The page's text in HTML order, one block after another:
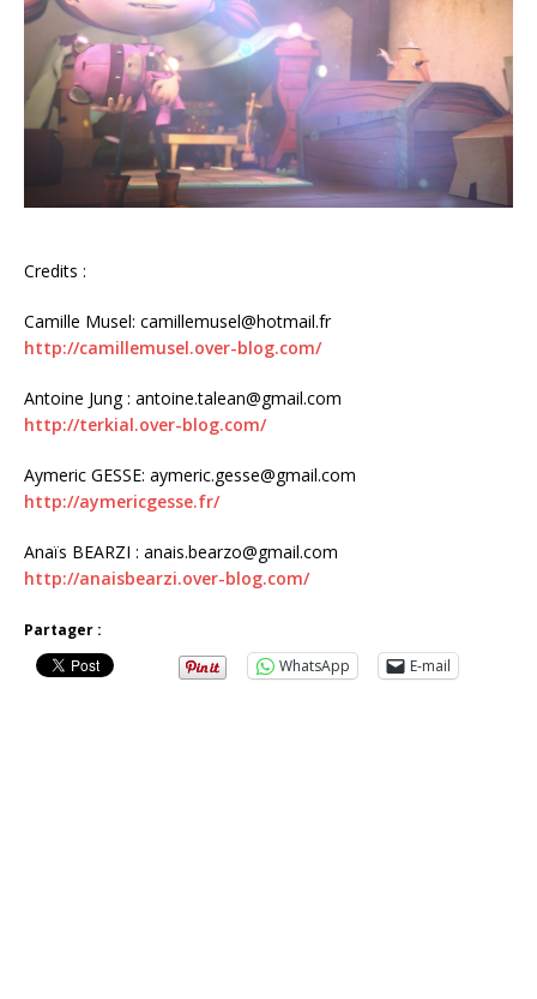
Credits :
Camille Musel: camillemusel@hotmail.fr
http://camillemusel.over-blog.com/
Antoine Jung : antoine.talean@gmail.com
http://terkial.over-blog.com/
Aymeric GESSE: aymeric.gesse@gmail.com
http://aymericgesse.fr/
Anaïs BEARZI : anais.bearzo@gmail.com
http://anaisbearzi.over-blog.com/
Partager :
WhatsApp
E-mail